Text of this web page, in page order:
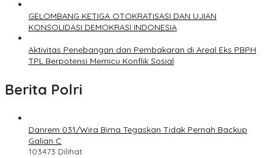
GELOMBANG KETIGA OTOKRATISASI DAN UJIAN
KONSOLIDASI DEMOKRASI INDONESIA
Aktivitas Penebangan dan Pembakaran di Areal Eks PBPH
TPL Berpotensi Memicu Konflik Sosial
Berita Polri
Danrem 031/Wira Bima Tegaskan Tidak Pernah Backup
Galian C
103473 Dilihat